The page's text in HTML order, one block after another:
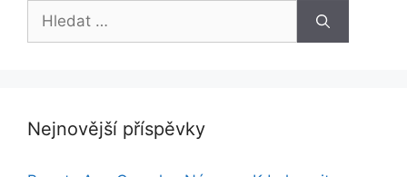
Hledat:
Nejnovější příspěvky